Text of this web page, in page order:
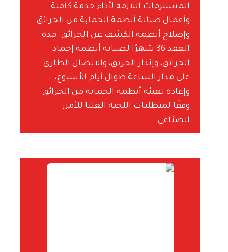
المستلزمات اللازمة لأداء خدمة كاملة
وأعمال صيانة أنظمة الحماية من الحرائق
وإصلاح أنظمة الكشف عن الحرائق. مدة
العقد 36 شهرًا لصيانة أنظمة إخماد
الحرائق، وإنذار الحريق، والاتصال الطارئ
على مدار الساعة طوال أيام الأسبوع،
وإعادة تعبئة أنظمة الحماية من الحرائق
وفقًا لمتطلبات اللجنة العليا للأمن
الصناعي.